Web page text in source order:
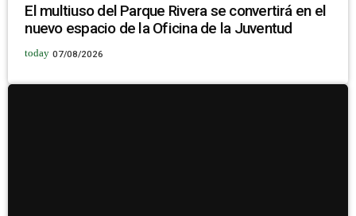
El multiuso del Parque Rivera se convertirá en el
nuevo espacio de la Oficina de la Juventud
today 07/08/2026